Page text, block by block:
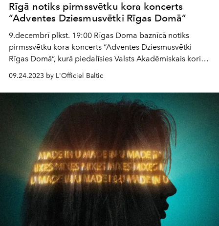
Rīgā notiks pirmssvētku kora koncerts
“Adventes Dziesmusvētki Rīgas Domā”
9.decembrī plkst. 19:00 Rīgas Doma baznīcā notiks
pirmssvētku kora koncerts “Adventes Dziesmusvētki
Rīgas Domā”, kurā piedalīsies Valsts Akadēmiskais koris
“Latvija” diriģenta Māra Sirmā vadībā. Klausītājiem būs
unikāla iespēja Ziemassvētku atmosfērā majestātiskajā
Doma baznīcā dzirdēt iecienītos skaņdarbus visā pasaulē
atzīta Latvijas kora izpildījumā.
09.24.2023 by L'Officiel Baltic